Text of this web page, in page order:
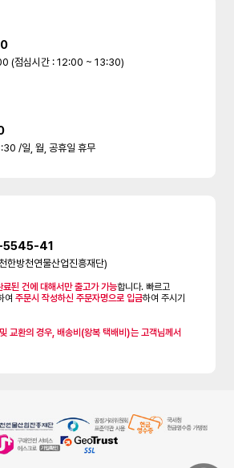
(점심시간 : 12:00 ~ 13:30)
/일, 월, 공휴일 휴무
5545-41
한방천연물산업진흥재단)
된 건에 대해서만 출고가 가능합니다. 빠르고
여주문시 작성하신 주문자명으로 입금하여 주시기
교환의 경우, 배송비(왕복 택배비)는 고객님께서